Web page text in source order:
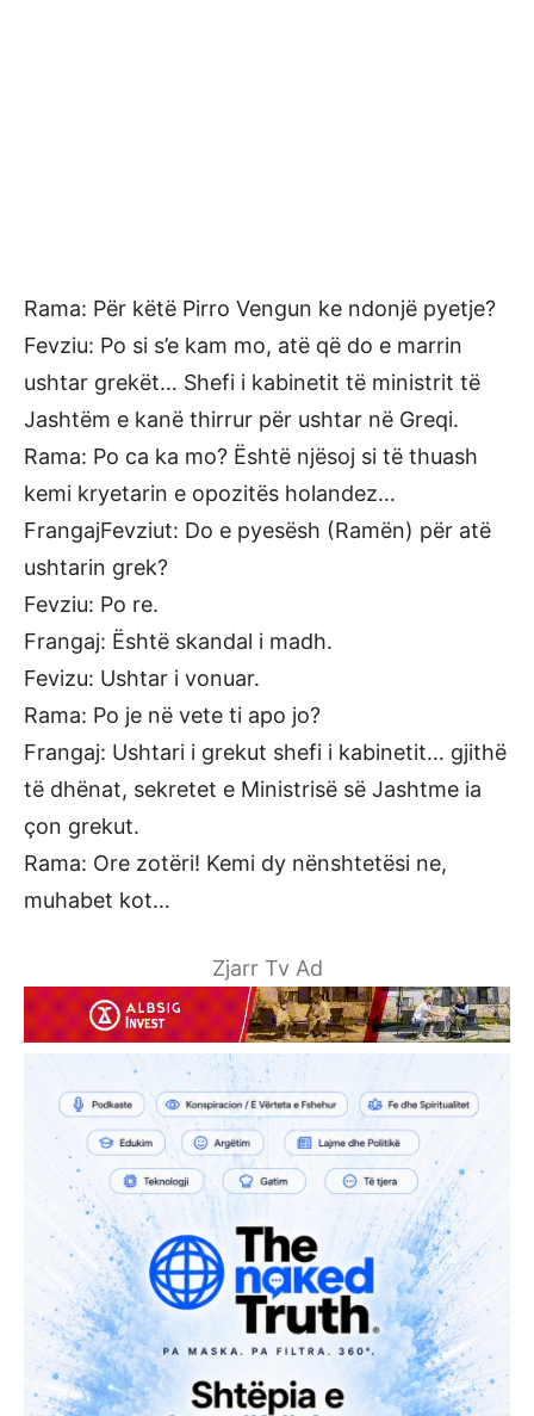
Rama: Për këtë Pirro Vengun ke ndonjë pyetje?
Fevziu: Po si s’e kam mo, atë që do e marrin
ushtar grekët… Shefi i kabinetit të ministrit të
Jashtëm e kanë thirrur për ushtar në Greqi.
Rama: Po ca ka mo? Është njësoj si të thuash
kemi kryetarin e opozitës holandez…
Frangaj­Fevziut: Do e pyesësh (Ramën) për atë
ushtarin grek?
Fevziu: Po re.
Frangaj: Është skandal i madh.
Fevizu: Ushtar i vonuar.
Rama: Po je në vete ti apo jo?
Frangaj: Ushtari i grekut shefi i kabinetit… gjithë
të dhënat, sekretet e Ministrisë së Jashtme ia
çon grekut.
Rama: Ore zotëri! Kemi dy nënshtetësi ne,
muhabet kot…
Zjarr Tv Ad